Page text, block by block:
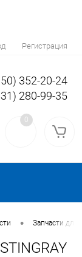
Регистрация
352-20-24
280-99-35
0
• Запчасти для